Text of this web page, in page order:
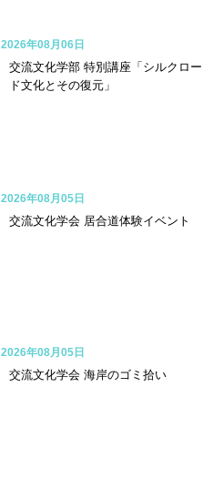
交流文化学部 特別講座「シルクロー
ド文化とその復元」
2026年08月06日
交流文化学会 居合道体験イベント
2026年08月05日
交流文化学会 海岸のゴミ拾い
2026年08月05日